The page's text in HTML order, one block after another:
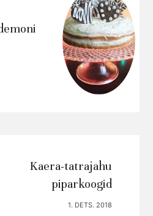
Kaera-tatrajahu
piparkoogid
1. DETS. 2018